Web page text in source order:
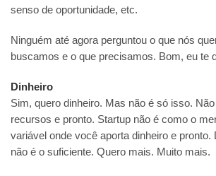
senso de oportunidade, etc.
Ninguém até agora perguntou o que nós
buscamos e o que precisamos. Bom, eu te
Dinheiro
Sim, quero dinheiro. Mas não é só isso.
recursos e pronto. Startup não é como o
variável onde você aporta dinheiro e pronto.
não é o suficiente. Quero mais. Muito mais.